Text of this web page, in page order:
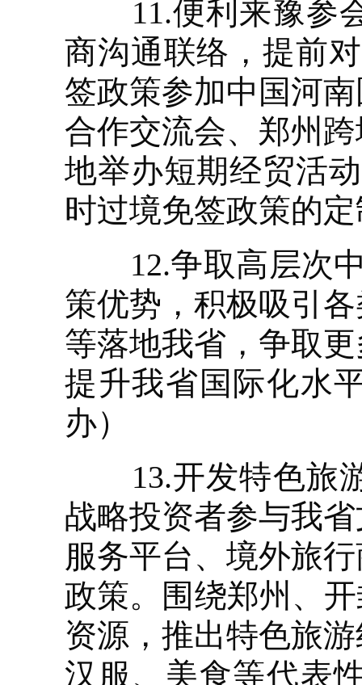
11.便利来豫参会
商沟通联络，提前
签政策参加中国河
合作交流会、郑州
地举办短期经贸活
时过境免签政策的
12.争取高层次中
策优势，积极吸引
等落地我省，争取
提升我省国际化水
办）
13.开发特色旅游
战略投资者参与我
服务平台、境外旅
政策。围绕郑州、
资源，推出特色旅
汉服、美食等代表